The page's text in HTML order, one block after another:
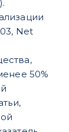
Net
50%